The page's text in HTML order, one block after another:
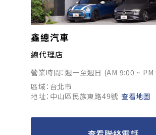
鑫總汽車
總代理店
營業時間：週一至週日 (AM 9:00 ~
區域：台北市
地址：中山區民族東路49號 查看地圖